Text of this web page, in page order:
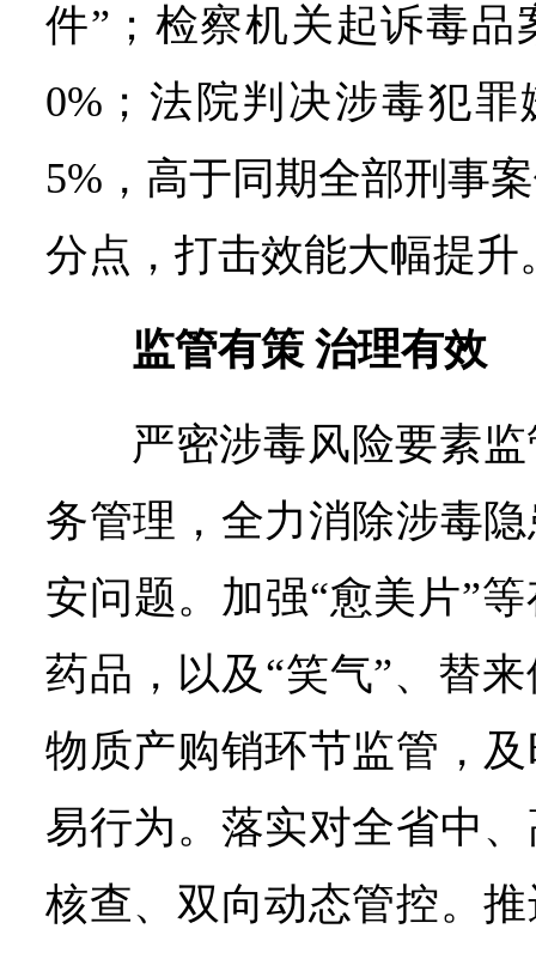
件”；检察机关起诉毒品
0%；法院判决涉毒犯
5%，高于同期全部刑事
分点，打击效能大幅提升
监管有策 治理有效
严密涉毒风险要素
务管理，全力消除涉毒
安问题。加强“愈美片”
药品，以及“笑气”、替
物质产购销环节监管，
易行为。落实对全省中
核查、双向动态管控。